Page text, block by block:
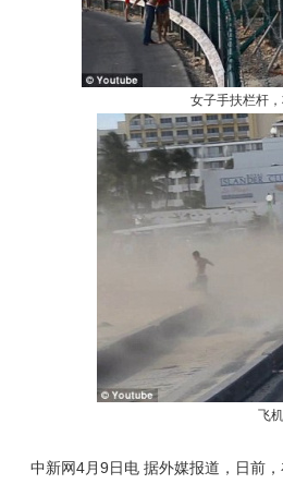
女子手扶栏杆
飞
中新网4月9日电 据外媒报道，日前，